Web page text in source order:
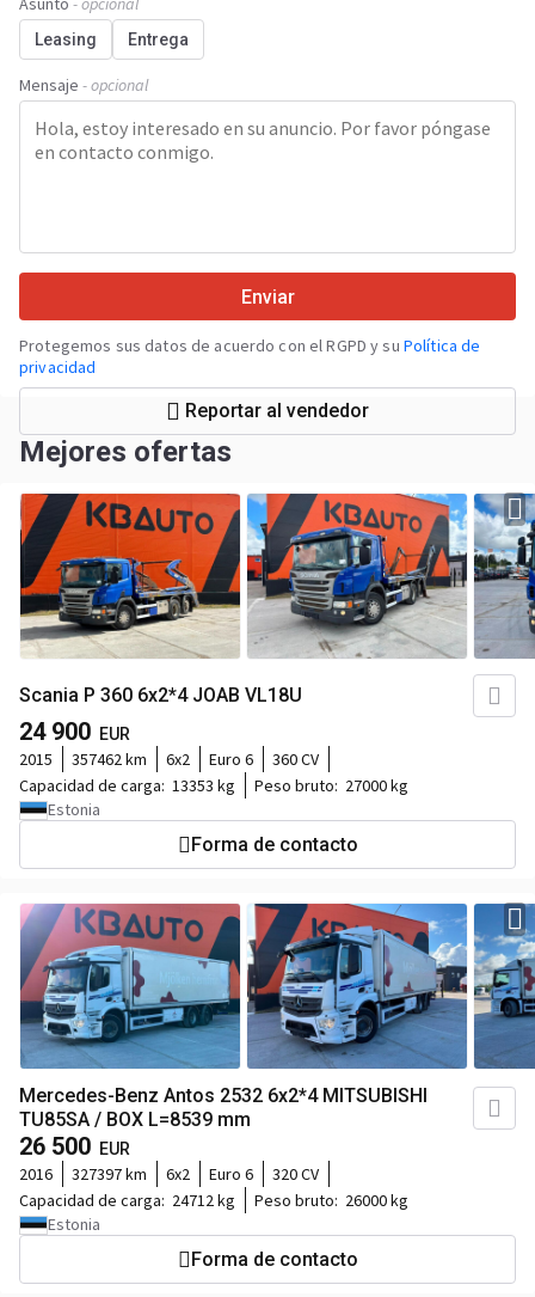
Leasing Entrega
Mensaje - opcional
Enviar
Protegemos sus datos de acuerdo con el RGPD y su Política de
privacidad
Reportar al vendedor
Mejores ofertas
Scania P 360 6x2*4 JOAB VL18U
24 900 EUR
2015 357462 km 6x2 Euro 6
360 CV
Capacidad de carga: 13353 kg Peso bruto: 27000 kg
Estonia
Forma de contacto
Mercedes-Benz Antos 2532 6x2*4 MITSUBISHI
TU85SA / BOX L=8539 mm
26 500 EUR
2016 327397 km 6x2 Euro 6
320 CV
Capacidad de carga: 24712 kg Peso bruto: 26000 kg
Estonia
Forma de contacto